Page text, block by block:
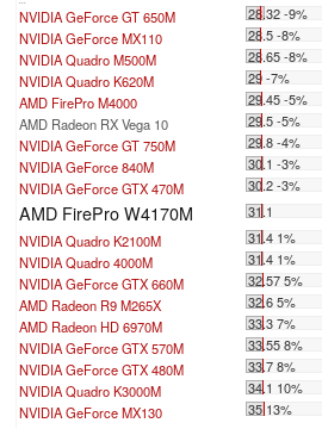
NVIDIA GeForce GT 650M
28.32 -9%
NVIDIA GeForce MX110
28.5 -8%
NVIDIA Quadro M500M
28.65 -8%
NVIDIA Quadro K620M
29 -7%
AMD FirePro M4000
29.45 -5%
AMD Radeon RX Vega 10
29.5 -5%
NVIDIA GeForce GT 750M
29.8 -4%
NVIDIA GeForce 840M
30.1 -3%
NVIDIA GeForce GTX 470M
30.2 -3%
AMD FirePro W4170M
31.1
NVIDIA Quadro K2100M
31.4 1%
NVIDIA Quadro 4000M
31.4 1%
NVIDIA GeForce GTX 660M
32.57 5%
AMD Radeon R9 M265X
32.6 5%
AMD Radeon HD 6970M
33.3 7%
NVIDIA GeForce GTX 570M
33.55 8%
NVIDIA GeForce GTX 480M
33.7 8%
NVIDIA Quadro K3000M
34.1 10%
NVIDIA GeForce MX130
35 13%